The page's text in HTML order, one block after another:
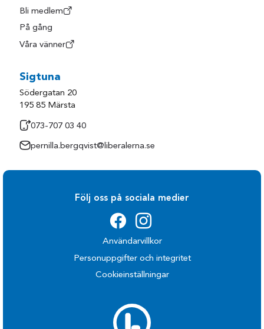
Bli medlem
På gång
Våra vänner
Sigtuna
Södergatan 20
195 85 Märsta
073-707 03 40
pernilla.bergqvist@liberalerna.se
Följ oss på sociala medier
Användarvillkor
Personuppgifter och integritet
Cookieinställningar